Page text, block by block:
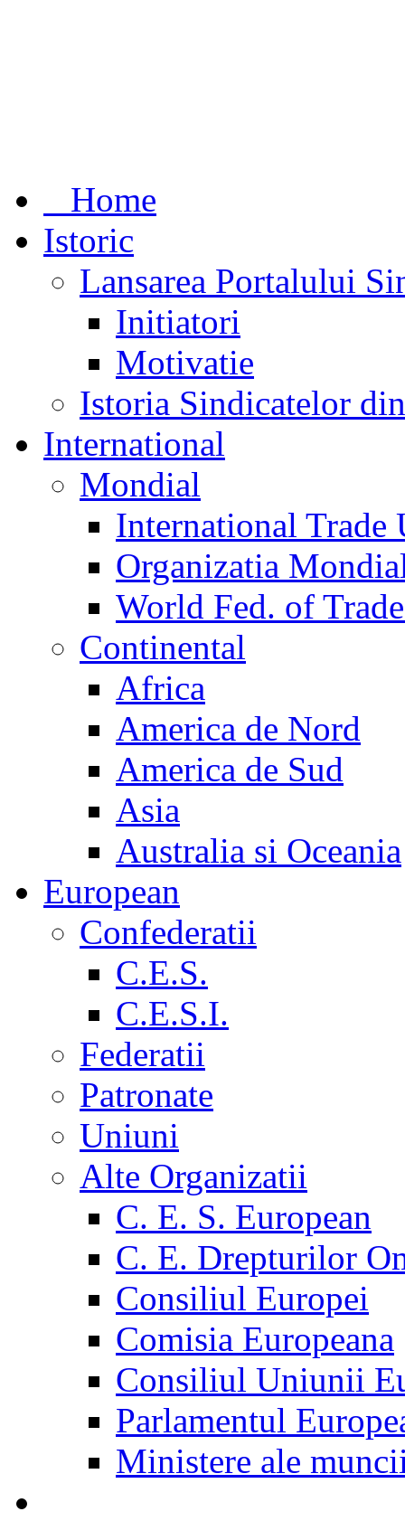
Home
Istoric
Lansarea Portalului
Initiatori
Motivatie
Istoria Sindicatelor
International
Mondial
International Trade
Organizatia
World Fed. of
Continental
Africa
America de Nord
America de Sud
Asia
Australia si Oceania
European
Confederatii
C.E.S.
C.E.S.I.
Federatii
Patronate
Uniuni
Alte Organizatii
C. E. S. European
C. E. Drepturilor
Consiliul Europei
Comisia Europeana
Consiliul Uniunii
Parlamentul
Ministere ale